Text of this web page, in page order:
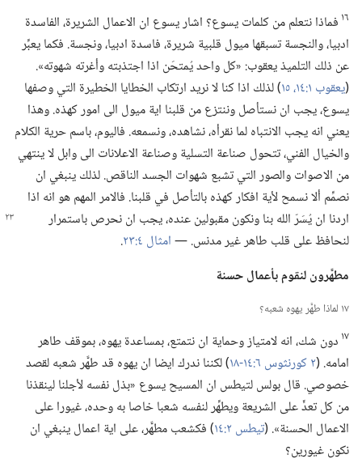
١٦ فماذا نتعلم من كلمات يسوع؟‏ اشار يسوع ان الاعمال الشريرة،‏ الفاسدة
ادبيا،‏ والنجسة تسبقها ميول قلبية شريرة،‏ فاسدة ادبيا،‏ ونجسة.‏ فكما يعبِّر
عن ذلك التلميذ يعقوب:‏ «كل واحد يُمتحَن اذا اجتذبته وأغرته شهوته».‏
(‏يعقوب ١:‏١٤،‏ ١٥
‏)‏ لذلك اذا كنا لا نريد ارتكاب الخطايا الخطيرة التي وصفها
يسوع،‏ يجب ان نستأصل وننتزع من قلبنا اية ميول الى امور كهذه.‏ وهذا
يعني انه يجب الانتباه لما نقرأه،‏ نشاهده،‏ ونسمعه.‏ فاليوم،‏ باسم حرية الكلام
والخيال الفني،‏ تتحول صناعة التسلية وصناعة الاعلانات الى وابل لا ينتهي
من الاصوات والصور التي تشبع شهوات الجسد الناقص.‏ لذلك ينبغي ان
نصمِّم ألا نسمح لأية افكار كهذه بالتأصل في قلبنا.‏ فالامر المهم هو انه اذا
اردنا ان يُسَرّ الله بنا ونكون مقبولين عنده،‏يجب ان نحرص باستمرار
لنحافظ على قلب طاهر غير مدنس.‏ —‏امثال ٤:‏٢٣
‏.‏
مطهَّرون لنقوم بأعمال حسنة
١٧ لماذا طهَّر يهوه شعبه؟‏
١٧ دون شك،‏ انه لامتياز وحماية ان نتمتع،‏ بمساعدة يهوه،‏ بموقف طاهر
امامه.‏ (‏٢ كورنثوس ٦:‏١٤-‏١٨
‏)‏ لكننا ندرك ايضا ان يهوه قد طهَّر شعبه لقصد
خصوصي.‏ قال بولس لتيطس ان المسيح يسوع «بذل نفسه لأجلنا لينقذنا
من كل تعدٍّ على الشريعة ويطهِّر لنفسه شعبا خاصا به وحده،‏ غيورا على
الاعمال الحسنة».‏ (‏تيطس ٢:‏١٤
‏)‏ فكشعب مطهَّر،‏ على اية اعمال ينبغي ان
نكون غيورين؟‏